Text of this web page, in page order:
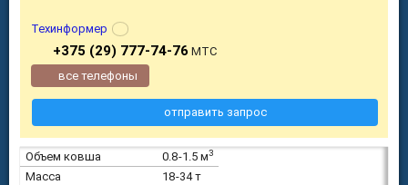
Объем ковша 0.8-1.5 м3
Масса
18-34 т
Техинформер
+375 (29) 777-74-76 МТС
все телефоны
отправить запрос